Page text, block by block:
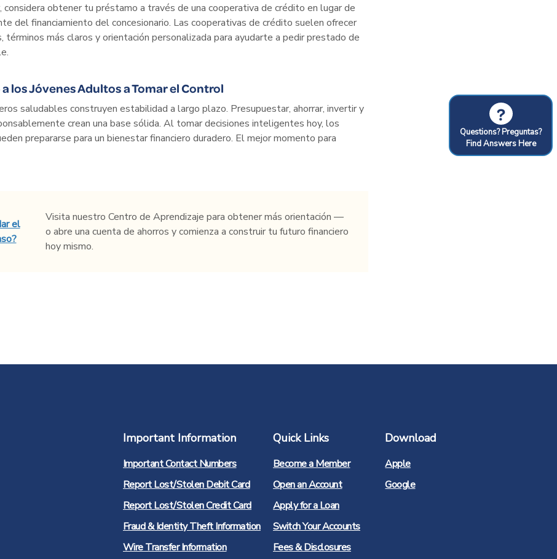
considera obtener tu préstamo a través de una cooperativa de crédito en lugar de
del financiamiento del concesionario. Las cooperativas de crédito suelen ofrecer
términos más claros y orientación personalizada para ayudarte a pedir prestado de
los Jóvenes Adultos a Tomar el Control
saludables construyen estabilidad a largo plazo. Presupuestar, ahorrar, invertir y
crean una base sólida. Al tomar decisiones inteligentes hoy, los
prepararse para un bienestar financiero duradero. El mejor momento para
el
Visita nuestro Centro de Aprendizaje para obtener más orientación —
o abre una cuenta de ahorros y comienza a construir tu futuro financiero
hoy mismo.
Important Information
Important Contact Numbers
Report Lost/Stolen Debit Card
Report Lost/Stolen Credit Card
Fraud & Identity Theft Information
Wire Transfer Information
Quick Links
Become a Member
Open an Account
Apply for a Loan
Switch Your Accounts
Fees & Disclosures
Download
Apple(Opens
a
Google(Opens
?
Questions? Preguntas?
Find Answers Here